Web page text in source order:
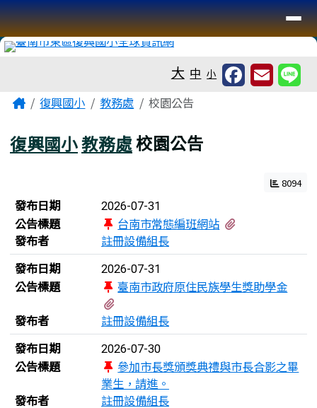
跳至主內容區
臺南市復興國小全球資訊網
導覽列
大 中 小
主內容區域
Home復興國小 教務處 校園公告
復興國小教務處校園公告
8094
新聞列表
發布日期 2026-07-31
公告標題 台南市常態編班網站
發布者
註冊設備組長
發布日期
2026-07-31
公告標題
臺南市政府原住民族學生獎助學金
發布者
註冊設備組長
發布日期
2026-07-30
公告標題
參加市長獎頒獎典禮與市長合影之畢
業生，請進。
發布者
註冊設備組長
頁尾區域